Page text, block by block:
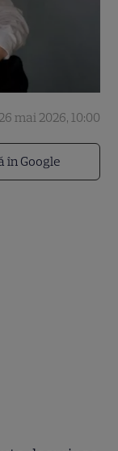
în Google
26 mai 2026, 10:00